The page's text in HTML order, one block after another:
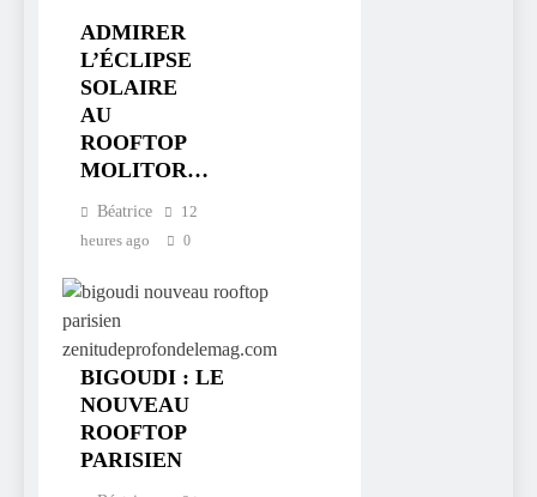
ADMIRER
L’ÉCLIPSE
SOLAIRE
AU
ROOFTOP
MOLITOR…
Béatrice
12
heures ago
0
BIGOUDI : LE
NOUVEAU
ROOFTOP
PARISIEN